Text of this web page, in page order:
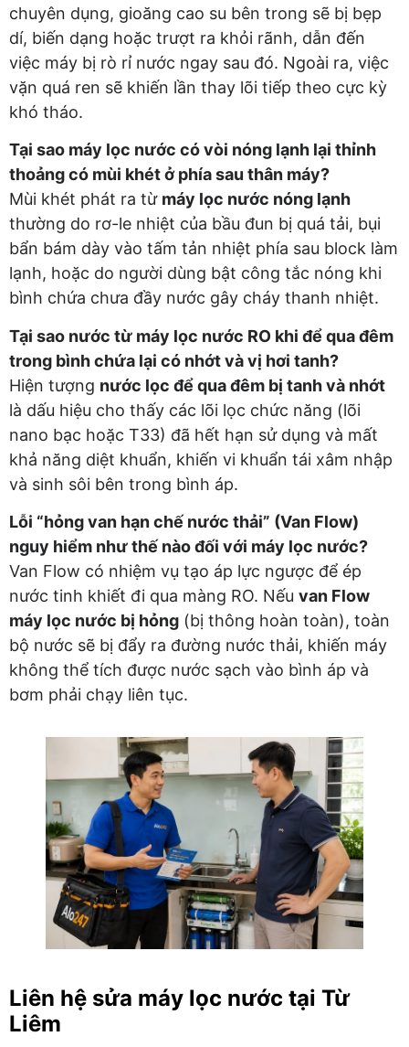
chuyên dụng, gioăng cao su bên trong sẽ bị bẹp
dí, biến dạng hoặc trượt ra khỏi rãnh, dẫn đến
việc máy bị rò rỉ nước ngay sau đó. Ngoài ra, việc
vặn quá ren sẽ khiến lần thay lõi tiếp theo cực kỳ
khó tháo.
Tại sao máy lọc nước có vòi nóng lạnh lại thỉnh
thoảng có mùi khét ở phía sau thân máy?
Mùi khét phát ra từ máy lọc nước nóng lạnh
thường do rơ-le nhiệt của bầu đun bị quá tải, bụi
bẩn bám dày vào tấm tản nhiệt phía sau block làm
lạnh, hoặc do người dùng bật công tắc nóng khi
bình chứa chưa đầy nước gây cháy thanh nhiệt.
Tại sao nước từ máy lọc nước RO khi để qua đêm
trong bình chứa lại có nhớt và vị hơi tanh?
Hiện tượng nước lọc để qua đêm bị tanh và nhớt
là dấu hiệu cho thấy các lõi lọc chức năng (lõi
nano bạc hoặc T33) đã hết hạn sử dụng và mất
khả năng diệt khuẩn, khiến vi khuẩn tái xâm nhập
và sinh sôi bên trong bình áp.
Lỗi “hỏng van hạn chế nước thải” (Van Flow)
nguy hiểm như thế nào đối với máy lọc nước?
Van Flow có nhiệm vụ tạo áp lực ngược để ép
nước tinh khiết đi qua màng RO. Nếu van Flow
máy lọc nước bị hỏng (bị thông hoàn toàn), toàn
bộ nước sẽ bị đẩy ra đường nước thải, khiến máy
không thể tích được nước sạch vào bình áp và
bơm phải chạy liên tục.
Liên hệ sửa máy lọc nước tại Từ
Liêm